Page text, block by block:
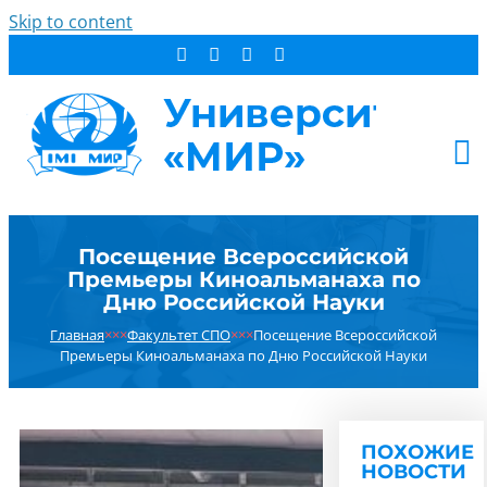
Skip to content
СТУДЕНТУ
ДОПОБРАЗОВАНИЕ
ОБ УНИВЕРСИТЕТЕ
НОВОСТИ
РЕЗУЛЬТАТ ПОИСКА:
Посещение Всероссийской
Премьеры Киноальманаха по
Дню Российской Науки
Главная×××Факультет СПО×××Посещение Всероссийской
Премьеры Киноальманаха по Дню Российской Науки
ПОХОЖИЕ
НОВОСТИ